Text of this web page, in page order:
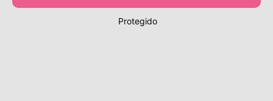
Protegido